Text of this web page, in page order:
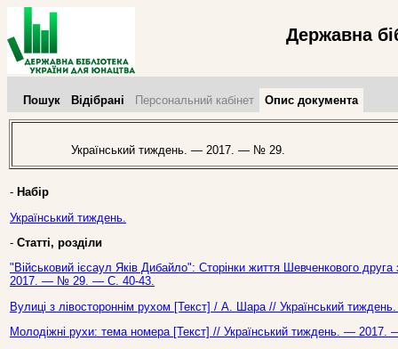
Державна
Пошук Відібрані Персональний кабінет Опис документа
Український тиждень. — 2017. — № 29.
- Набір
Український тиждень.
- Статті, розділи
"Військовий ієсаул Яків Дибайло": Сторінки життя Шевченкового
2017. — № 29. — С. 40-43.
Вулиці з лівостороннім рухом [Текст] / А. Шара // Український
Молодіжні рухи: тема номера [Текст] // Український тиждень. —